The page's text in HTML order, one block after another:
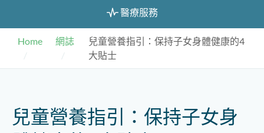
醫療服務
Home 網誌
兒童營養指引：保持子女身體健康的4
大貼士
兒童營養指引：保持子女身